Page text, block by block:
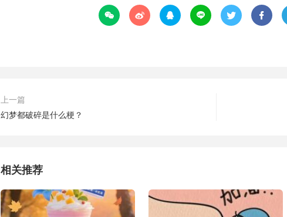
     
上一篇
幻梦都破碎是什么梗？
相关推荐